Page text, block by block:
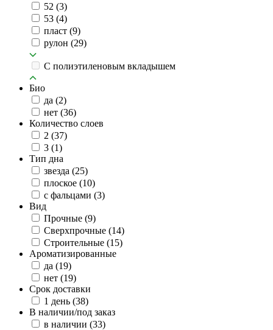
52 (3)
53 (4)
пласт (9)
рулон (29)
C полиэтиленовым вкладышем
Био
да (2)
нет (36)
Количество слоев
2 (37)
3 (1)
Тип дна
звезда (25)
плоское (10)
с фальцами (3)
Вид
Прочные (9)
Сверхпрочные (14)
Строительные (15)
Ароматизированные
да (19)
нет (19)
Срок доставки
1 день (38)
В наличии/под заказ
в наличии (33)